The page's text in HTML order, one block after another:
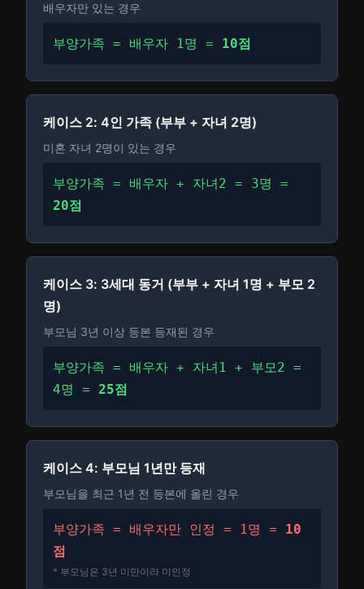
배우자만 있는 경우
부양가족 = 배우자 1명 = 10점
케이스 2: 4인 가족 (부부 + 자녀 2명)
미혼 자녀 2명이 있는 경우
부양가족 = 배우자 + 자녀2 = 3명 =
20점
케이스 3: 3세대 동거 (부부 + 자녀 1명 + 부모 2
명)
부모님 3년 이상 등본 등재된 경우
부양가족 = 배우자 + 자녀1 + 부모2 =
4명 = 25점
케이스 4: 부모님 1년만 등재
부모님을 최근 1년 전 등본에 올린 경우
부양가족 = 배우자만 인정 = 1명 = 10
점
* 부모님은 3년 미만이라 미인정